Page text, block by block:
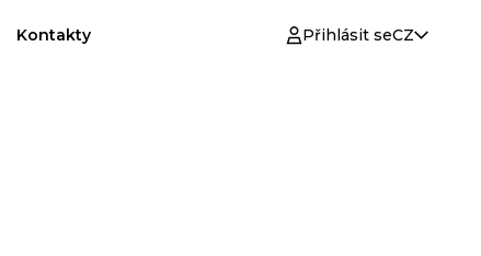
Kontakty Přihlásit seCZ